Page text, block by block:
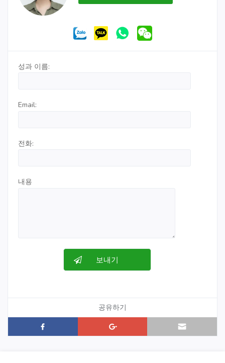
성과 이름:
Email:
전화:
내용
공유하기